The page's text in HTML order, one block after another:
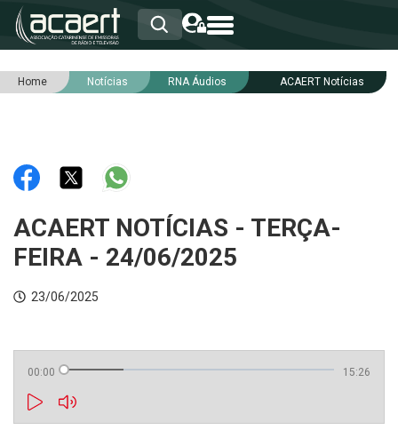
HOME
RNA
NOTÍCIAS
INTEGRIDADE
Home Notícias RNA Áudios ACAERT Notícias
ACAERT NOTÍCIAS - TERÇA-
FEIRA - 24/06/2025
23/06/2025
00:00 15:26